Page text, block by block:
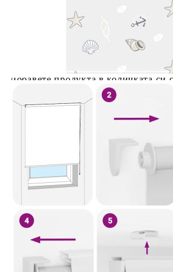
Предоставената таблица е с
Добавете продукта в количката си
количката" и при поръчка ще
вноски на кредита.
Предоставената таблица е с
Добавете продукта в количката си
количката" и при поръчка ще
вноски на кредита.
Когато плащате с NewPay,
поръчката Ви вместо Вас. Вие я
разполагате с три начина да я
Отложено до 30 дни от момента на
поръчката без оскъпяване. За
400 лв. / €204,52
Плащане на 4 вноски. Заплащате
поръчката си на момента с карта.
разделя на 3 равни месечни вноски
покупки на стойност до 1000 лв. /
Плащане на 6 вноски. Стойността
разпределя в 6 равни месечни
покупки на стойност до 2000 лв. /